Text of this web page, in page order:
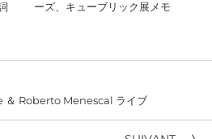
ーズ、キューブリック展メモ
＆ Roberto Menescal ライブ